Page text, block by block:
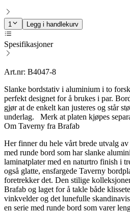
1 Legg i handlekurv
Spesifikasjoner
Art.nr: B4047-8
Slanke bordstativ i aluminium i to
perfekt designet for å brukes i par.
gjør at de enkelt kan justeres og står
underlag. Merk at platen kjøpes
Om Taverny fra Brafab
Her finner du hele vårt brede utvalg
med runde bord som har slanke
laminatplater med en naturtro finish i
også glatte, ensfargede Taverny
foretrekker det. Den stilige
Brafab og laget for å takle både
vinkvelder og det lunefulle
en serie med runde bord som varer